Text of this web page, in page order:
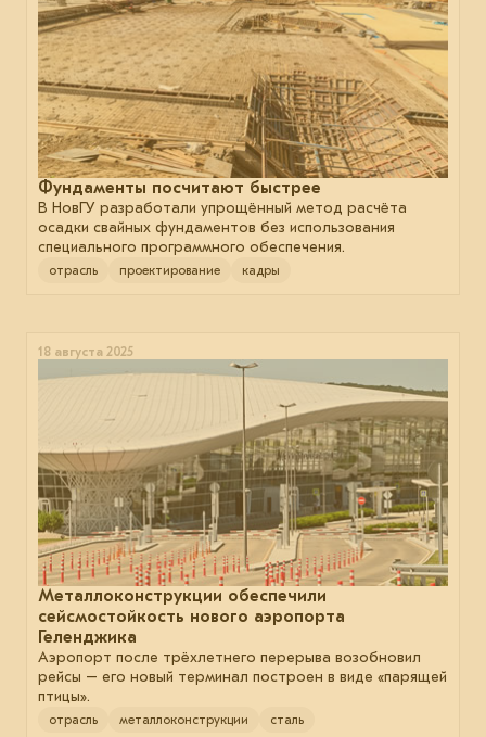
Фундаменты посчитают быстрее
В НовГУ разработали упрощённый метод расчёта
осадки свайных фундаментов без использования
специального программного обеспечения.
отрасль проектирование кадры
18 августа 2025
Металлоконструкции обеспечили
сейсмостойкость нового аэропорта
Геленджика
Аэропорт после трёхлетнего перерыва возобновил
рейсы – его новый терминал построен в виде «парящей
птицы».
отрасль металлоконструкции сталь